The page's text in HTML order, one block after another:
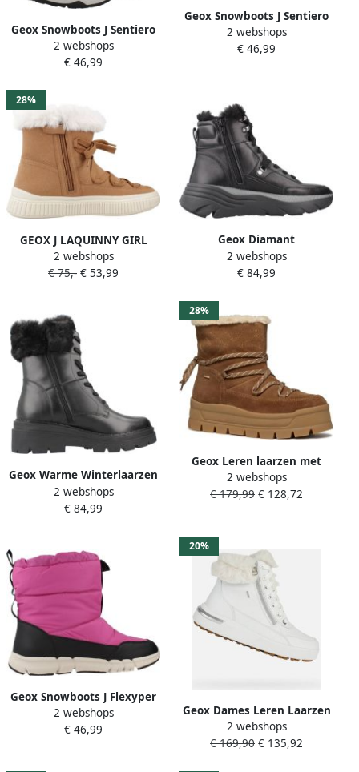
Geox Snowboots J Sentiero
Boy B Abx
2 webshops
€ 46,99
Geox Snowboots J Sentiero
B Ab
2 webshops
€ 46,99
28%
GEOX J LAQUINNY GIRL
Lichtbruin
2 webshops
€ 75,- € 53,99
Geox Diamant
Winterlaarzen
2 webshops
€ 84,99
Geox Warme Winterlaarzen
voor Stijlvolle Look
2 webshops
€ 84,99
28%
Geox Leren laarzen met
voering van kunstbont
model 'SPHERICA'
2 webshops
€ 179,99 € 128,72
Geox Snowboots J Flexyper
Girl B Ab
2 webshops
€ 46,99
20%
Geox Dames Leren Laarzen
White Dames
2 webshops
€ 169,90 € 135,92